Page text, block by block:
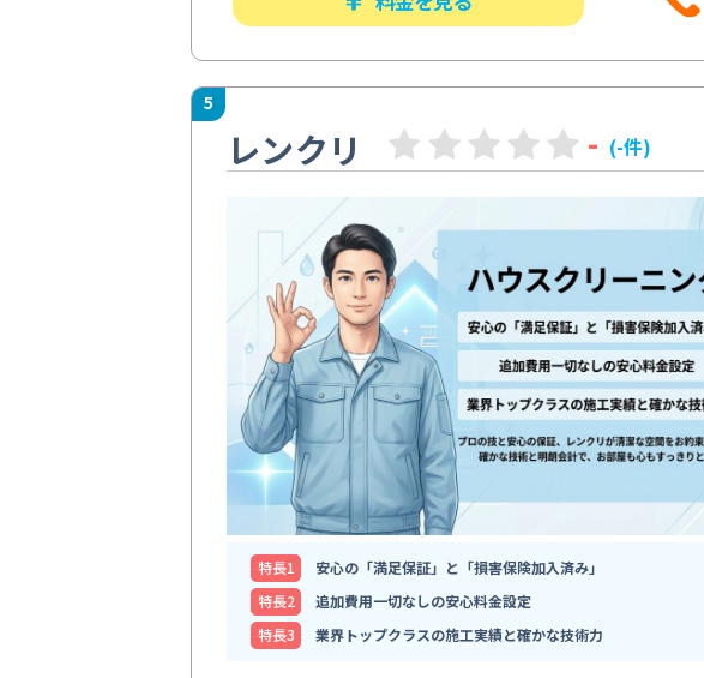
5
レンクリ - (-件)
特⻑1
安心の「満足保証」と「損害保険加入済み」
特⻑2
追加費用一切なしの安心料金設定
特⻑3
業界トップクラスの施工実績と確かな技術力